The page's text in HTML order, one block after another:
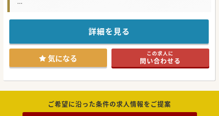
が、
それぞれ地域に根差した医療を提供しております。
大きな組織ではありますが、しがらみも無く働き易い環境で
す。
少しでもご興味をお持ちいただけましたら、お気軽にお問い
合わせくださいませ。
詳細を見る
気になる この求人に
問い合わせる
ご希望に沿った条件の求人情報をご提案